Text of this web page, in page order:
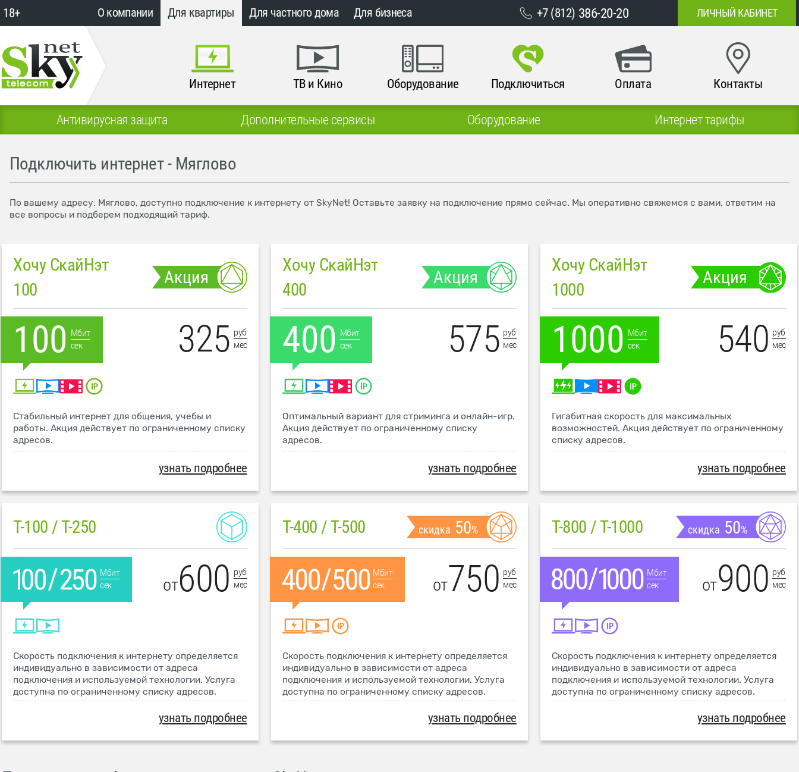
18+ О компании Для квартиры Для частного дома Для бизнеса +7 (812) 386-20-20 ЛИЧНЫЙ КАБИНЕТ
Интернет ТВ и Кино Оборудование Подключиться Оплата Контакты
Антивирусная защита Дополнительные сервисы Оборудование Интернет тарифы
Подключить интернет - Мяглово
По вашему адресу: Мяглово, доступно подключение к интернету от SkyNet! Оставьте заявку на подключение прямо сейчас. Мы оперативно свяжемся с вами, ответим на
все вопросы и подберем подходящий тариф.
Хочу СкайНэт
100
Акция
100 Мбит
сек
325 руб
мес
Стабильный интернет для общения, учебы и
работы. Акция действует по ограниченному списку
адресов.
узнать подробнее
Хочу СкайНэт
400
Акция
400 Мбит
сек
575 руб
мес
Оптимальный вариант для стриминга и онлайн-игр.
Акция действует по ограниченному списку
адресов.
узнать подробнее
Хочу СкайНэт
1000
Акция
1000 Мбит
сек
540 руб
мес
Гигабитная скорость для максимальных
возможностей. Акция действует по ограниченному
списку адресов.
узнать подробнее
T-100 / T-250
Мбит
сек
от600 руб
мес
Скорость подключения к интернету определяется
индивидуально в зависимости от адреса
подключения и используемой технологии. Услуга
доступна по ограниченному списку адресов.
узнать подробнее
T-400 / T-500 скидка 50%
Мбит
сек
от750 руб
мес
Скорость подключения к интернету определяется
индивидуально в зависимости от адреса
подключения и используемой технологии. Услуга
доступна по ограниченному списку адресов.
узнать подробнее
T-800 / T-1000 скидка 50%
Мбит
сек
от900 руб
мес
Скорость подключения к интернету определяется
индивидуально в зависимости от адреса
подключения и используемой технологии. Услуга
доступна по ограниченному списку адресов.
узнать подробнее